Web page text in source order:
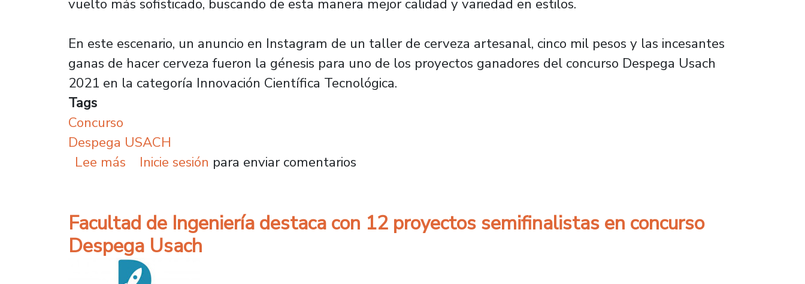
En este escenario, un anuncio en Instagram de un taller de cerveza artesanal, cinco mil pesos y las incesantes
ganas de hacer cerveza fueron la génesis para uno de los proyectos ganadores del concurso Despega Usach
2021 en la categoría Innovación Científica Tecnológica.
Tags
Concurso
Despega USACH
Lee más sobre Quazar Tecnologies: proyecto que desarrolla tecnología para garantizar calidad de recetas en
Inicie sesión para enviar comentarios
Facultad de Ingeniería destaca con 12 proyectos semifinalistas en concurso
Despega Usach